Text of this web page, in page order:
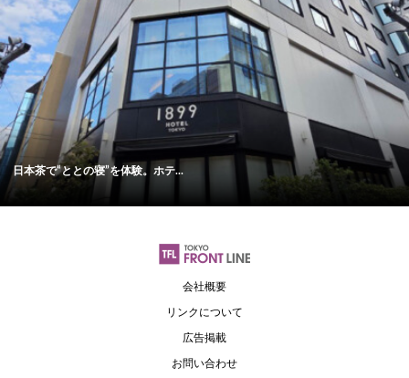
日本茶で“ととの寝”を体験。ホテ...
会社概要
リンクについて
広告掲載
お問い合わせ